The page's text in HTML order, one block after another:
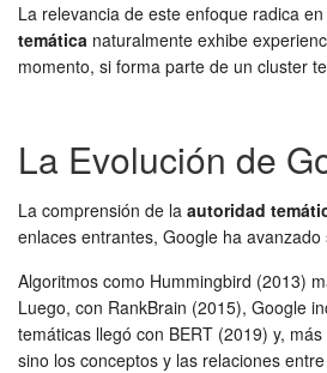
La relevancia de este enfoque radica
temática naturalmente exhibe
momento, si forma parte de un cluster
La Evolución de
La comprensión de la autoridad
enlaces entrantes, Google ha
Algoritmos como Hummingbird (2013)
Luego, con RankBrain (2015), Google
temáticas llegó con BERT (2019) y,
sino los conceptos y las relaciones